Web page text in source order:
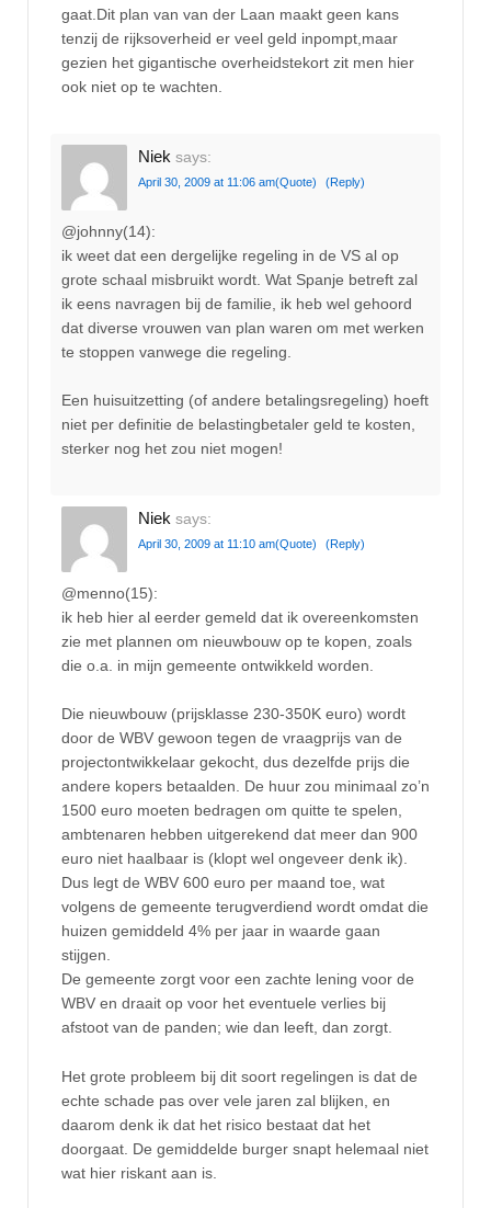
gaat.Dit plan van van der Laan maakt geen kans
tenzij de rijksoverheid er veel geld inpompt,maar
gezien het gigantische overheidstekort zit men hier
ook niet op te wachten.
Niek says:
April 30, 2009 at 11:06 am(Quote) (Reply)
@johnny(14):
ik weet dat een dergelijke regeling in de VS al op
grote schaal misbruikt wordt. Wat Spanje betreft zal
ik eens navragen bij de familie, ik heb wel gehoord
dat diverse vrouwen van plan waren om met werken
te stoppen vanwege die regeling.
Een huisuitzetting (of andere betalingsregeling) hoeft
niet per definitie de belastingbetaler geld te kosten,
sterker nog het zou niet mogen!
Niek says:
April 30, 2009 at 11:10 am(Quote) (Reply)
@menno(15):
ik heb hier al eerder gemeld dat ik overeenkomsten
zie met plannen om nieuwbouw op te kopen, zoals
die o.a. in mijn gemeente ontwikkeld worden.
Die nieuwbouw (prijsklasse 230-350K euro) wordt
door de WBV gewoon tegen de vraagprijs van de
projectontwikkelaar gekocht, dus dezelfde prijs die
andere kopers betaalden. De huur zou minimaal zo’n
1500 euro moeten bedragen om quitte te spelen,
ambtenaren hebben uitgerekend dat meer dan 900
euro niet haalbaar is (klopt wel ongeveer denk ik).
Dus legt de WBV 600 euro per maand toe, wat
volgens de gemeente terugverdiend wordt omdat die
huizen gemiddeld 4% per jaar in waarde gaan
stijgen.
De gemeente zorgt voor een zachte lening voor de
WBV en draait op voor het eventuele verlies bij
afstoot van de panden; wie dan leeft, dan zorgt.
Het grote probleem bij dit soort regelingen is dat de
echte schade pas over vele jaren zal blijken, en
daarom denk ik dat het risico bestaat dat het
doorgaat. De gemiddelde burger snapt helemaal niet
wat hier riskant aan is.